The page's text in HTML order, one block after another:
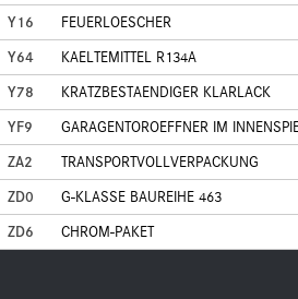
Y16
FEUERLOESCHER
Y64
KAELTEMITTEL R134A
Y78
KRATZBESTAENDIGER KLARLACK
YF9
GARAGENTOROEFFNER IM
ZA2
TRANSPORTVOLLVERPACKUNG
ZD0
G-KLASSE BAUREIHE 463
ZD6
CHROM-PAKET